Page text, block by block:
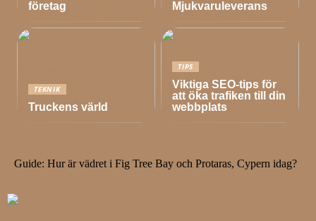
företag
Mjukvaruleverans
TEKNIK
Truckens värld
TIPS
Viktiga SEO-tips för
att öka trafiken till din
webbplats
Guide: Hur är vädret i Fig Tree Bay och Protaras, Cypern idag?